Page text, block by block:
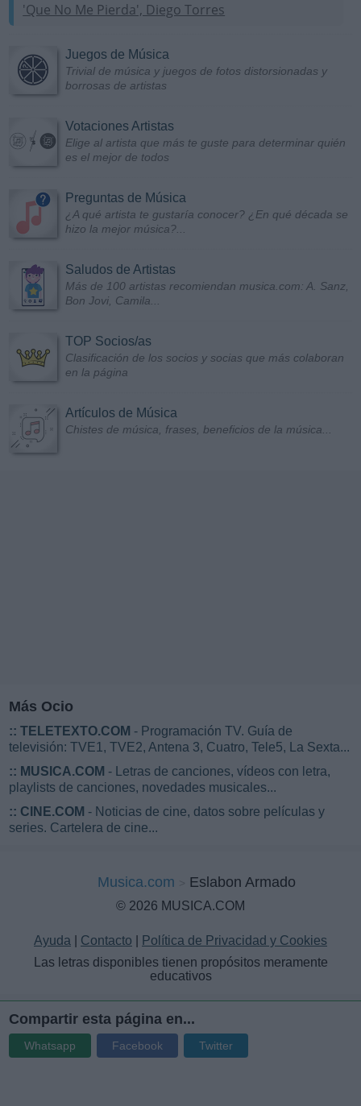
'Que No Me Pierda', Diego Torres
Juegos de Música
Trivial de música y juegos de fotos distorsionadas y
borrosas de artistas
Votaciones Artistas
Elige al artista que más te guste para determinar quién
es el mejor de todos
Preguntas de Música
¿A qué artista te gustaría conocer? ¿En qué década se
hizo la mejor música?...
Saludos de Artistas
Más de 100 artistas recomiendan musica.com: A. Sanz,
Bon Jovi, Camila...
TOP Socios/as
Clasificación de los socios y socias que más colaboran
en la página
Artículos de Música
Chistes de música, frases, beneficios de la música...
Más Ocio
:: TELETEXTO.COM - Programación TV. Guía de
televisión: TVE1, TVE2, Antena 3, Cuatro, Tele5, La Sexta...
:: MUSICA.COM - Letras de canciones, vídeos con letra,
playlists de canciones, novedades musicales...
:: CINE.COM - Noticias de cine, datos sobre películas y
series. Cartelera de cine...
Musica.com Eslabon Armado
© 2026 MUSICA.COM
Ayuda Contacto
Política de Privacidad y Cookies
Las letras disponibles tienen propósitos meramente
educativos
Compartir esta página en...
Whatsapp Facebook Twitter